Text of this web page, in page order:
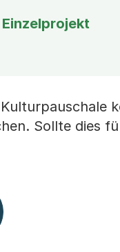
Sollte dies